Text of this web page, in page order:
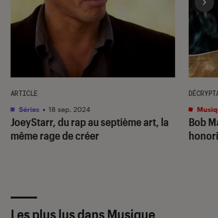
JoeyStarr, du rap au septième art, la
même rage de créer
ARTICLE
Séries • 18 sep. 2024
Bob
Les plus lus dans Musique